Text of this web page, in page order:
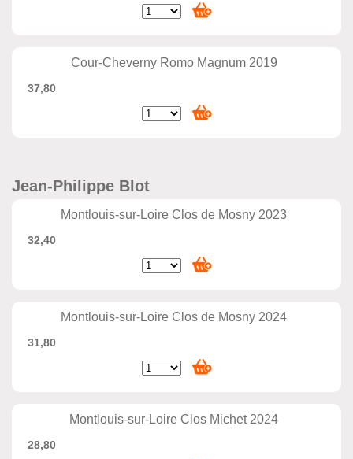
Cour-Cheverny Romo Magnum 2019
37,80
Jean-Philippe Blot
Montlouis-sur-Loire Clos de Mosny 2023
32,40
Montlouis-sur-Loire Clos de Mosny 2024
31,80
Montlouis-sur-Loire Clos Michet 2024
28,80